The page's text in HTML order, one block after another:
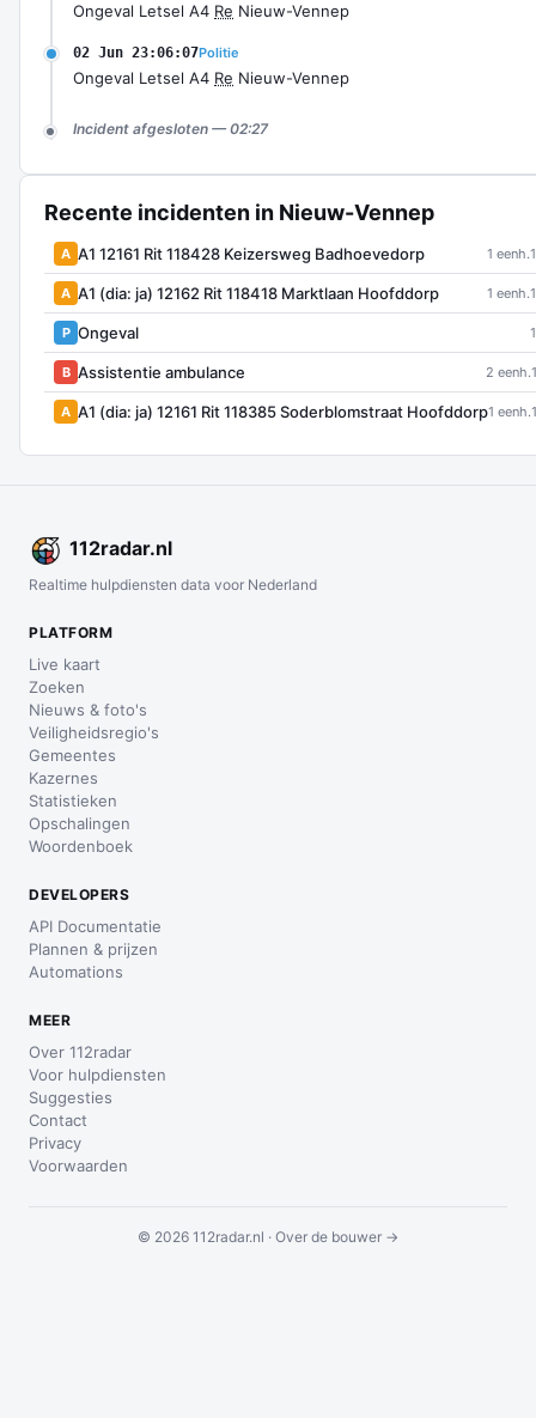
Ongeval Letsel A4 Re Nieuw-Vennep
02 Jun 23:06:07Politie
Ongeval Letsel A4 Re Nieuw-Vennep
Incident afgesloten — 02:27
Recente incidenten in Nieuw-Vennep
A A1 12161 Rit 118428 Keizersweg Badhoevedorp 1 eenh.
A A1 (dia: ja) 12162 Rit 118418 Marktlaan Hoofddorp 1 eenh.
P Ongeval
B Assistentie ambulance 2 eenh.
A A1 (dia: ja) 12161 Rit 118385 Soderblomstraat Hoofddorp1 eenh.
112radar.nl
Realtime hulpdiensten data voor Nederland
PLATFORM
Live kaart
Zoeken
Nieuws & foto's
Veiligheidsregio's
Gemeentes
Kazernes
Statistieken
Opschalingen
Woordenboek
DEVELOPERS
API Documentatie
Plannen & prijzen
Automations
MEER
Over 112radar
Voor hulpdiensten
Suggesties
Contact
Privacy
Voorwaarden
© 2026 112radar.nl · Over de bouwer →